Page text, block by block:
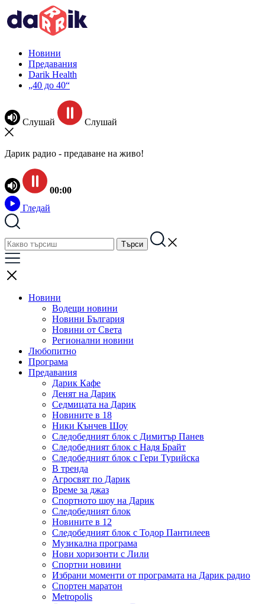
Новини
Предавания
Darik Health
„40 до 40“
Слушай Слушай
Дарик радио - предаване на живо!
00:00
Гледай
Новини
Водещи новини
Новини България
Новини от Света
Регионални новини
Любопитно
Програма
Предавания
Дарик Кафе
Денят на Дарик
Седмицата на Дарик
Новините в 18
Ники Кънчев Шоу
Следобедният блок с Димитър Панев
Следобедният блок с Надя Брайт
Следобедният блок с Гери Турийска
В тренда
Агросвят по Дарик
Време за джаз
Спортното шоу на Дарик
Следобедният блок
Новините в 12
Следобедният блок с Тодор Пантилеев
Музикална програма
Нови хоризонти с Лили
Спортни новини
Избрани моменти от програмата на Дарик радио
Спортен маратон
Metropolis